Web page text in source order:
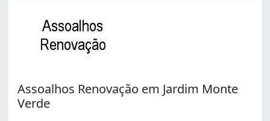
Assoalhos Renovação em Jardim Monte
Verde